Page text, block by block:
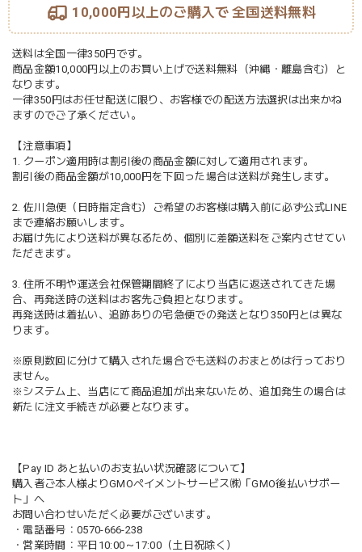
10,000円以上のご購入で 全国送料無料
送料は全国一律350円です。
商品金額10,000円以上のお買い上げで送料無料（沖縄・離島含む）と
なります。
一律350円はお任せ配送に限り、お客様での配送方法選択は出来かね
ますのでご了承ください。
【注意事項】
1. クーポン適用時は割引後の商品金額に対して適用されます。
割引後の商品金額が10,000円を下回った場合は送料が発生します。
2. 佐川急便（日時指定含む）ご希望のお客様は購入前に必ず公式LINE
まで連絡お願いします。
お届け先により送料が異なるため、個別に差額送料をご案内させてい
ただきます。
3. 住所不明や運送会社保管期間終了により当店に返送されてきた場
合、再発送時の送料はお客先ご負担となります。
再発送時は着払い、追跡ありの宅急便での発送となり350円とは異な
ります。
※原則数回に分けて購入された場合でも送料のおまとめは行っており
ません。
※システム上、当店にて商品追加が出来ないため、追加発生の場合は
新たに注文手続きが必要となります。
【Pay ID あと払いのお支払い状況確認について】
購入者ご本人様よりGMOペイメントサービス㈱「GMO後払いサポー
ト」へ
お問い合わせいただく必要がございます。
・電話番号：0570-666-238
・営業時間：平日10:00～17:00（土日祝除く）